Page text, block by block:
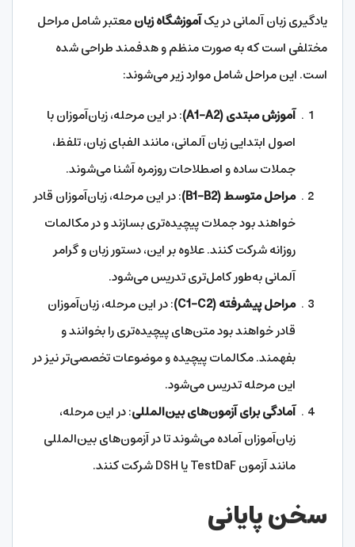
یادگیری زبان آلمانی در یکآموزشگاه زبانمعتبر شامل مراحل
مختلفی است که به صورت منظم و هدفمند طراحی شده
است. این مراحل شامل موارد زیر می‌شوند:
آموزش مبتدی(A1-A2)
: در این مرحله، زبان‌آموزان با
اصول ابتدایی زبان آلمانی، مانند الفبای زبان، تلفظ،
جملات ساده و اصطلاحات روزمره آشنا می‌شوند.
مراحل متوسط(B1-B2)
: در این مرحله، زبان‌آموزان قادر
خواهند بود جملات پیچیده‌تری بسازند و در مکالمات
روزانه شرکت کنند. علاوه بر این، دستور زبان و گرامر
آلمانی به‌طور کامل‌تری تدریس می‌شود.
مراحل پیشرفته(C1-C2)
: در این مرحله، زبان‌آموزان
قادر خواهند بود متن‌های پیچیده‌تری را بخوانند و
بفهمند. مکالمات پیچیده و موضوعات تخصصی‌تر نیز در
این مرحله تدریس می‌شود.
آمادگی برای آزمون‌های بین‌المللی: در این مرحله،
زبان‌آموزان آماده می‌شوند تا در آزمون‌های بین‌المللی
مانند آزمون TestDaF یا DSH شرکت کنند.
سخن پایانی